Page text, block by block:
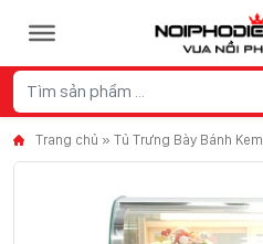
Trang chủ » Tủ Trưng Bày Bánh Kem